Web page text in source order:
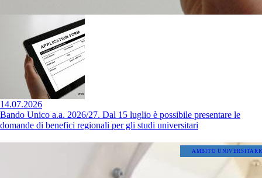
14.07.2026
Bando Unico a.a. 2026/27. Dal 15 luglio è possibile presentare le
domande di benefici regionali per gli studi universitari
AMBITO